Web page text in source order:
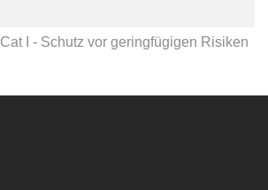
Cat I - Schutz vor geringfügigen Risiken